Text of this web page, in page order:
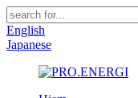
English
Japanese